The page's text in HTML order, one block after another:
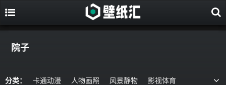
院子
分类： 卡通动漫 人物画照 风景静物
影视体育